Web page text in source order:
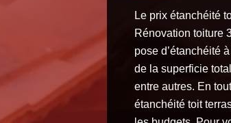
Le prix étanchéité
Rénovation toiture
pose d’étanchéité
de la superficie
entre autres. En
étanchéité toit